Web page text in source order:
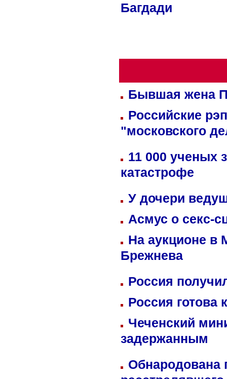
Багдади
Бывшая жена
Российские
"московского
11 000 ученых
катастрофе
У дочери
Асмус о секс-
На аукционе в
Брежнева
Россия
Россия готова
Чеченский
задержанным
Обнародована